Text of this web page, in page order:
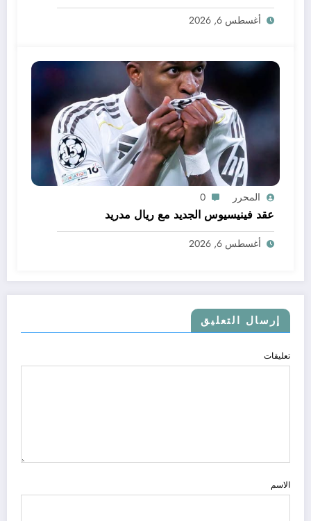
أغسطس 6, 2026
المحرر 0
عقد فينيسيوس الجديد مع ريال مدريد
أغسطس 6, 2026
إرسال التعليق
تعليقات
الاسم